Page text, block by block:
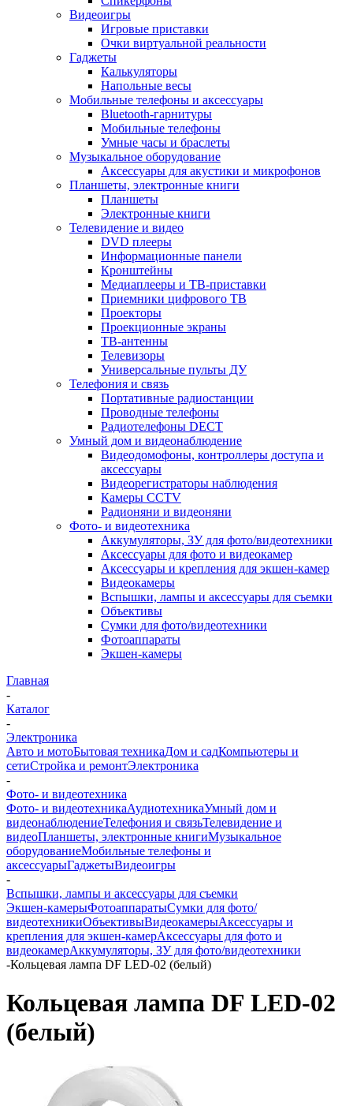
Видеоигры
Игровые приставки
Очки виртуальной реальности
Гаджеты
Калькуляторы
Напольные весы
Мобильные телефоны и аксессуары
Bluetooth-гарнитуры
Мобильные телефоны
Умные часы и браслеты
Музыкальное оборудование
Аксессуары для акустики и микрофонов
Планшеты, электронные книги
Планшеты
Электронные книги
Телевидение и видео
DVD плееры
Информационные панели
Кронштейны
Медиаплееры и ТВ-приставки
Приемники цифрового ТВ
Проекторы
Проекционные экраны
ТВ-антенны
Телевизоры
Универсальные пульты ДУ
Телефония и связь
Портативные радиостанции
Проводные телефоны
Радиотелефоны DECT
Умный дом и видеонаблюдение
Видеодомофоны, контроллеры доступа и
аксессуары
Видеорегистраторы наблюдения
Камеры CCTV
Радионяни и видеоняни
Фото- и видеотехника
Аккумуляторы, ЗУ для фото/видеотехники
Аксессуары для фото и видеокамер
Аксессуары и крепления для экшен-камер
Видеокамеры
Вспышки, лампы и аксессуары для съемки
Объективы
Сумки для фото/видеотехники
Фотоаппараты
Экшен-камеры
Главная
-
Каталог
-
Электроника
Авто и мотоБытовая техникаДом и садКомпьютеры и
сетиСтройка и ремонтЭлектроника
-
Фото- и видеотехника
Фото- и видеотехникаАудиотехникаУмный дом и
видеонаблюдениеТелефония и связьТелевидение и
видеоПланшеты, электронные книгиМузыкальное
оборудованиеМобильные телефоны и
аксессуарыГаджетыВидеоигры
-
Вспышки, лампы и аксессуары для съемки
Экшен-камерыФотоаппаратыСумки для фото/
видеотехникиОбъективыВидеокамерыАксессуары и
крепления для экшен-камерАксессуары для фото и
видеокамерАккумуляторы, ЗУ для фото/видеотехники
-Кольцевая лампа DF LED-02 (белый)
Кольцевая лампа DF LED-02
(белый)